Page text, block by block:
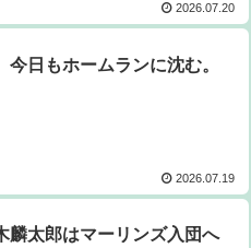
2026.07.20
今日もホームランに沈む。
2026.07.19
麟太郎はマーリンズ入団へ